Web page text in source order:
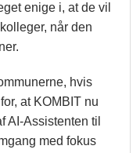
enige i, at de vil
når den
hvis
at KOMBIT nu
AI-Assistenten til
med fokus